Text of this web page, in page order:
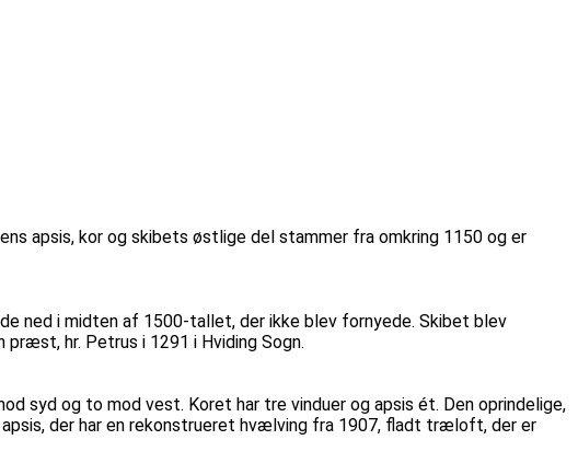
apsis, kor og skibets østlige del stammer fra omkring 1150 og er
ned i midten af 1500-tallet, der ikke blev fornyede. Skibet blev
hr. Petrus i 1291 i Hviding Sogn.
syd og to mod vest. Koret har tre vinduer og apsis ét. Den oprindelige,
der har en rekonstrueret hvælving fra 1907, fladt træloft, der er